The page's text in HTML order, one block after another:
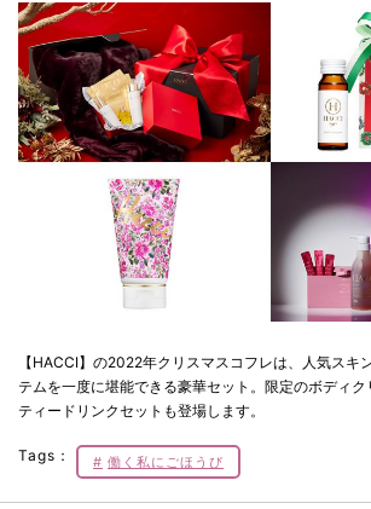
【HACCI】の2022年クリスマスコフレは、人気スキ
テムを一度に堪能できる豪華セット。限定のボディ
ティードリンクセットも登場します。
Tags： 働く私にごほうび